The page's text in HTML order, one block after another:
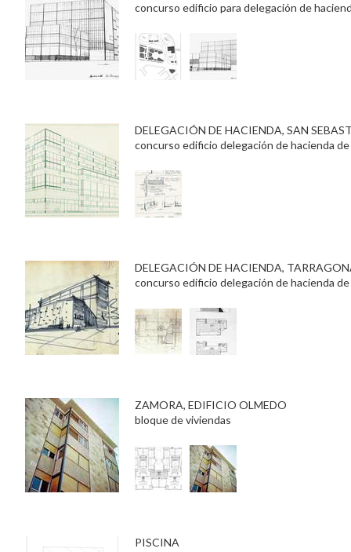
concurso edificio para delegación de
DELEGACIÓN DE HACIENDA, SAN
concurso edificio delegación de hacienda
DELEGACIÓN DE HACIENDA,
concurso edificio delegación de hacienda
ZAMORA, EDIFICIO OLMEDO
bloque de viviendas
PISCINA